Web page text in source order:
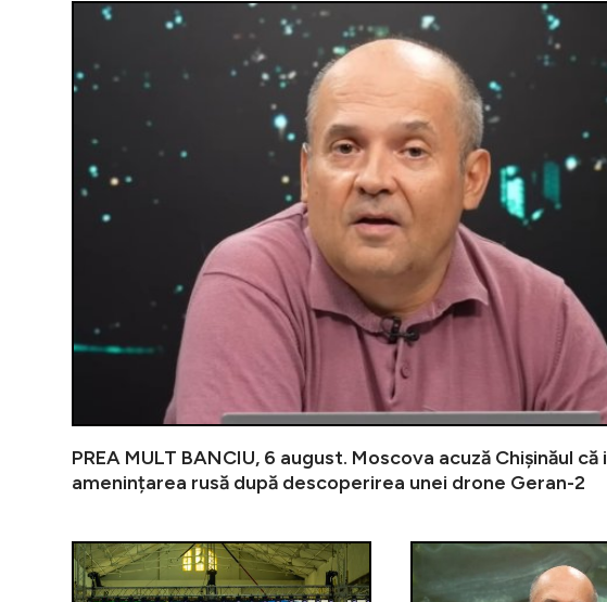
PREA MULT BANCIU, 6 august. Moscova acuză Chișinăul
amenințarea rusă după descoperirea unei drone Geran-2